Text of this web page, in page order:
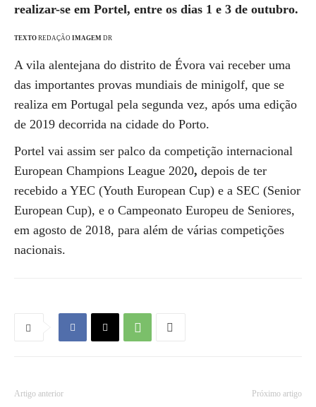
realizar-se em Portel, entre os dias 1 e 3 de outubro.
TEXTO REDAÇÃO IMAGEM DR
A vila alentejana do distrito de Évora vai receber uma
das importantes provas mundiais de minigolf, que se
realiza em Portugal pela segunda vez, após uma edição
de 2019 decorrida na cidade do Porto.
Portel vai assim ser palco da competição internacional
European Champions League 2020, depois de ter
recebido a YEC (Youth European Cup) e a SEC (Senior
European Cup), e o Campeonato Europeu de Seniores,
em agosto de 2018, para além de várias competições
nacionais.
Artigo anterior Próximo artigo